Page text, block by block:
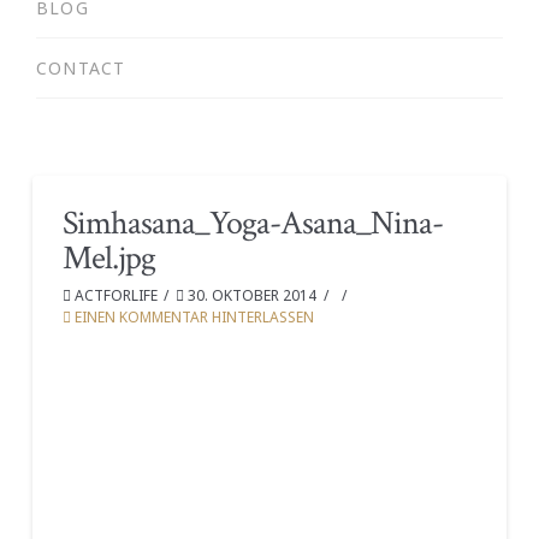
BLOG
CONTACT
Simhasana_Yoga-Asana_Nina-
Mel.jpg
ACTFORLIFE
30. OKTOBER 2014
EINEN KOMMENTAR HINTERLASSEN